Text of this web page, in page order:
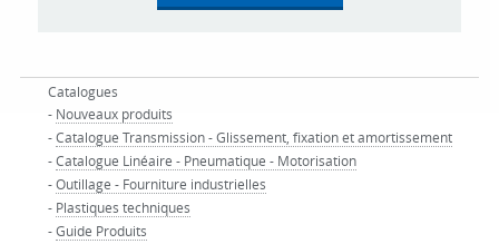
Catalogues
- Nouveaux produits
-Catalogue Transmission - Glissement, fixation et amortissement
-Catalogue Linéaire - Pneumatique - Motorisation
-Outillage - Fourniture industrielles
- Plastiques techniques
-Guide Produits